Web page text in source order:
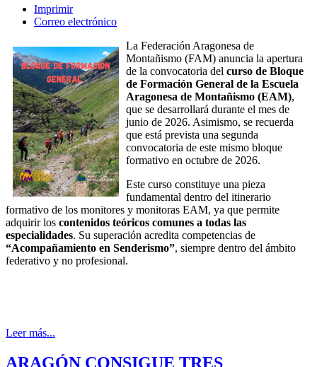
Imprimir
Correo electrónico
La Federación Aragonesa de
Montañismo (FAM) anuncia la apertura
de la convocatoria del curso de Bloque
de Formación General de la Escuela
Aragonesa de Montañismo (EAM),
que se desarrollará durante el mes de
junio de 2026. Asimismo, se recuerda
que está prevista una segunda
convocatoria de este mismo bloque
formativo en octubre de 2026.
Este curso constituye una pieza
fundamental dentro del itinerario
formativo de los monitores y monitoras EAM, ya que permite
adquirir los contenidos teóricos comunes a todas las
especialidades. Su superación acredita competencias de
“Acompañamiento en Senderismo”, siempre dentro del ámbito
federativo y no profesional.
Leer más...
ARAGÓN CONSIGUE TRES